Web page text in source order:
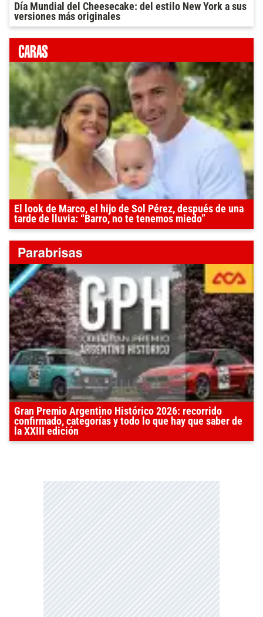
Día Mundial del Cheesecake: del estilo New York a sus
versiones más originales
El look de Marco, el hijo de Sol Pérez, después de una
tarde de lluvia: “Barro, no te tenemos miedo”
Gran Premio Argentino Histórico 2026: recorrido
confirmado, categorías y todo lo que hay que saber de
la XXIII edición